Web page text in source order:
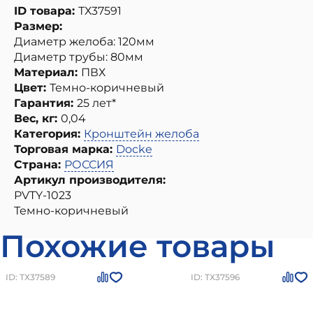
ID товара: ТХ37591
Размер:
Диаметр желоба: 120мм
Диаметр трубы: 80мм
Материал: ПВХ
Цвет: Темно-коричневый
Гарантия: 25 лет*
Вес, кг: 0,04
Категория: Кронштейн желоба
Торговая марка: Docke
Страна: РОССИЯ
Артикул производителя:
PVTY-1023
Темно-коричневый
Похожие товары
ID: ТХ37589 ID: ТХ37596